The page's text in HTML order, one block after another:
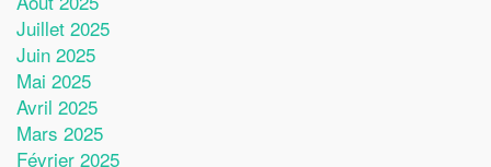
Juillet 2025
Juin 2025
Mai 2025
Avril 2025
Mars 2025
Février 2025